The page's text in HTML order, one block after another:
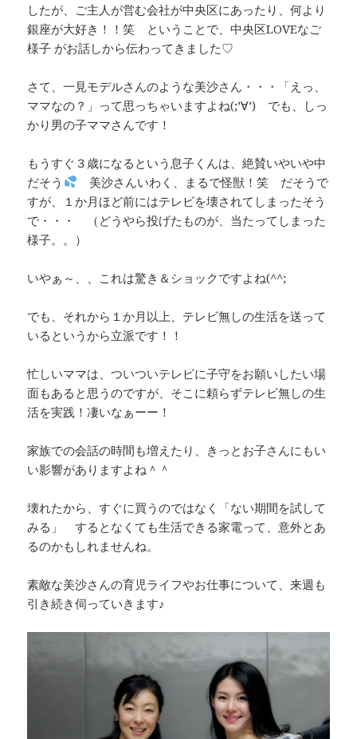
したが、ご主人が営む会社が中央区にあったり、何より
銀座が大好き！！笑 ということで、中央区LOVEなご
様子 がお話しから伝わってきました♡
さて、一見モデルさんのような美沙さん・・・「えっ、
ママなの？」って思っちゃいますよね(;’∀’) でも、しっ
かり男の子ママさんです！
もうすぐ３歳になるという息子くんは、絶賛いやいや中
だそう
美沙さんいわく、まるで怪獣！笑 だそうで
すが、１か月ほど前にはテレビを壊されてしまったそう
で・・・ （どうやら投げたものが、当たってしまった
様子。。）
いやぁ～、、これは驚き＆ショックですよね(^^;
でも、それから１か月以上、テレビ無しの生活を送って
いるというから立派です！！
忙しいママは、ついついテレビに子守をお願いしたい場
面もあると思うのですが、そこに頼らずテレビ無しの生
活を実践！凄いなぁーー！
家族での会話の時間も増えたり、きっとお子さんにもい
い影響がありますよね＾＾
壊れたから、すぐに買うのではなく「ない期間を試して
みる」 するとなくても生活できる家電って、意外とあ
るのかもしれませんね。
素敵な美沙さんの育児ライフやお仕事について、来週も
引き続き伺っていきます♪